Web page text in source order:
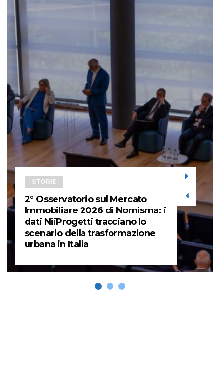
STORIE
2° Osservatorio sul Mercato
Immobiliare 2026 di Nomisma: i
dati NiiProgetti tracciano lo
scenario della trasformazione
urbana in Italia